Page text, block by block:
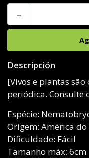
-
Descripción
[Vivos e plantas
periódica. Consulte
Espécie:
Origem: América do
Dificuldade: Fácil
Tamanho máx: 6cm